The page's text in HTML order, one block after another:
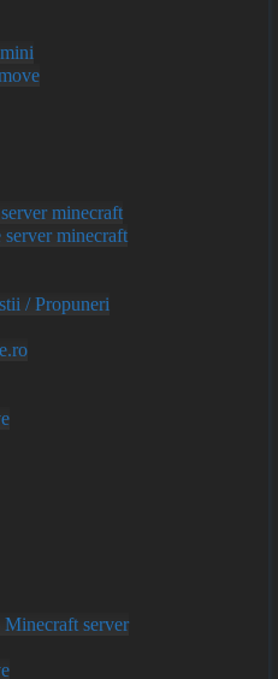
minecraft
minecraft
/ Propuneri
server